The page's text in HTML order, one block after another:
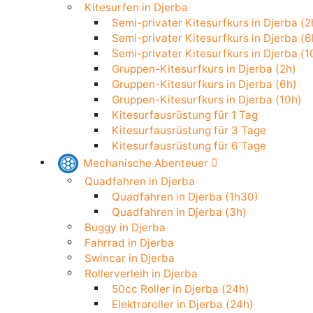
Stand Up Paddle in Djerba
Kitesurfen in Djerba
Semi-privater Kitesurfkurs in Djerba
Semi-privater Kitesurfkurs in Djerba
Semi-privater Kitesurfkurs in Djerba
Gruppen-Kitesurfkurs in Djerba (2h)
Gruppen-Kitesurfkurs in Djerba (6h)
Gruppen-Kitesurfkurs in Djerba (10h)
Kitesurfausrüstung für 1 Tag
Kitesurfausrüstung für 3 Tage
Kitesurfausrüstung für 6 Tage
Mechanische Abenteuer
Quadfahren in Djerba
Quadfahren in Djerba (1h30)
Quadfahren in Djerba (3h)
Buggy in Djerba
Fahrrad in Djerba
Swincar in Djerba
Rollerverleih in Djerba